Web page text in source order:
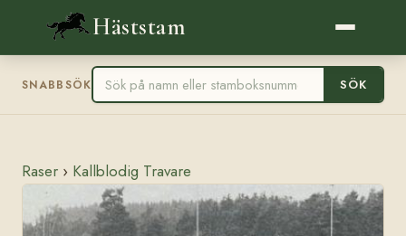
Häststam
SNABBSÖK SÖK
Raser › Kallblodig Travare